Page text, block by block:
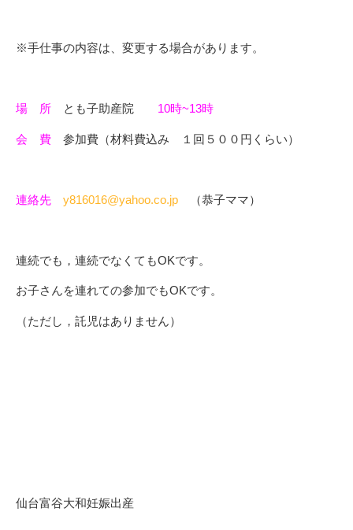
※手仕事の内容は、変更する場合があります。
場 所 とも子助産院 10時~13時
会 費 参加費（材料費込み １回５００円くらい）
連絡先 y816016@yahoo.co.jp （恭子ママ）
連続でも，連続でなくてもOKです。
お子さんを連れての参加でもOKです。
（ただし，託児はありません）
仙台富谷大和妊娠出産